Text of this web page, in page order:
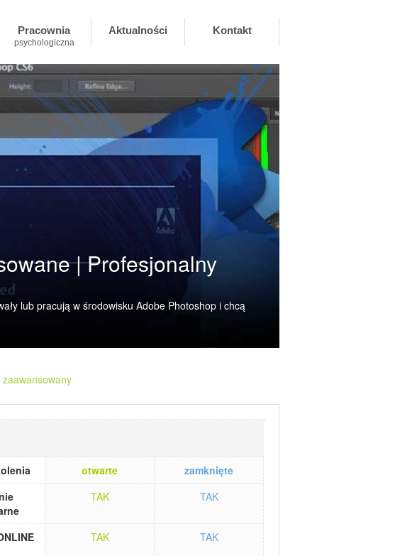
Pracownia
psychologiczna
Aktualności Kontakt
| Profesjonalny
lub pracują w środowisku Adobe Photoshop i chcą
otwarte
zamknięte
TAK TAK
TAK TAK